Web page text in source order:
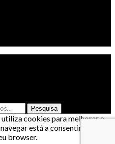
Pesquisa
cookies para melhorar a
está a consentir que os
browser.